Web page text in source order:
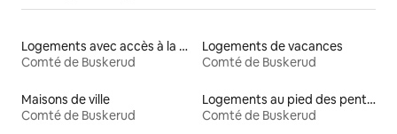
Logements avec accès à la plage
Comté de Buskerud
Logements de vacances
Comté de Buskerud
Maisons de ville
Comté de Buskerud
Logements au pied des pentes à louer
Comté de Buskerud